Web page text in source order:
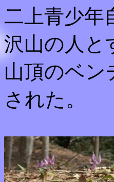
二上青少年
沢山の人と
山頂のベン
された。